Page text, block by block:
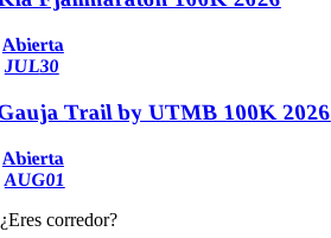
Abierta
JUL30
Trail by UTMB 100K 2026
Abierta
AUG01
¿Eres corredor?